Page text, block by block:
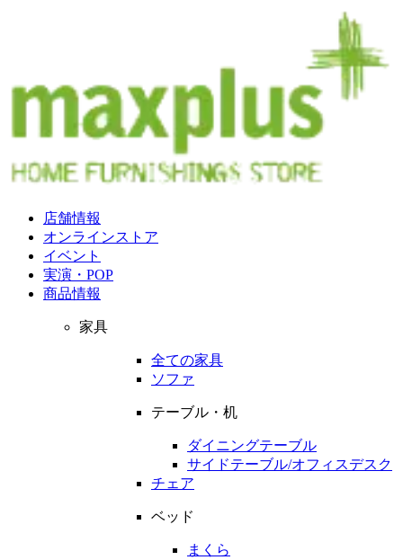
店舗情報
オンラインストア
イベント
実演・POP
商品情報
家具
全ての家具
ソファ
テーブル・机
ダイニングテーブル
サイドテーブル/オフィスデスク
チェア
ベッド
まくら